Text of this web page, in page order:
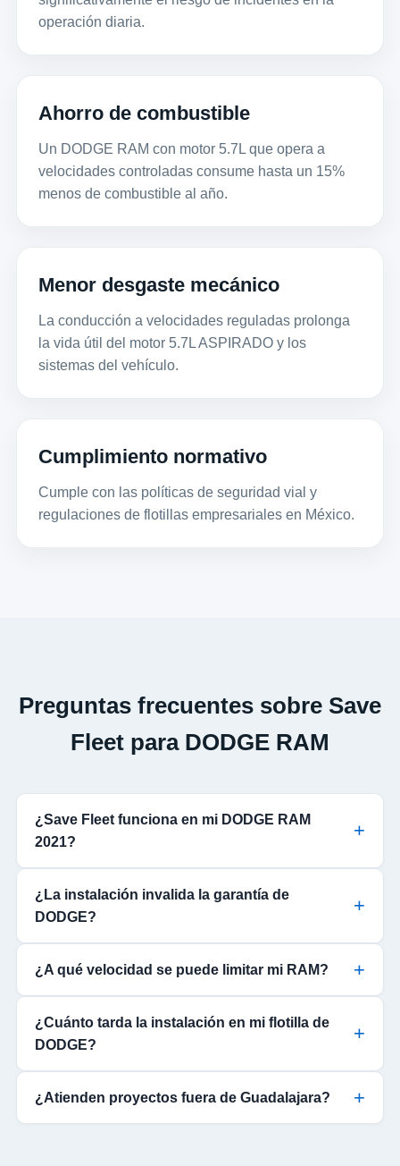
operación diaria.
Ahorro de combustible
Un DODGE RAM con motor 5.7L que opera a
velocidades controladas consume hasta un 15%
menos de combustible al año.
Menor desgaste mecánico
La conducción a velocidades reguladas prolonga
la vida útil del motor 5.7L ASPIRADO y los
sistemas del vehículo.
Cumplimiento normativo
Cumple con las políticas de seguridad vial y
regulaciones de flotillas empresariales en México.
Preguntas frecuentes sobre Save
Fleet para DODGE RAM
¿Save Fleet funciona en mi DODGE RAM
2021?
¿La instalación invalida la garantía de
DODGE?
¿A qué velocidad se puede limitar mi RAM?
¿Cuánto tarda la instalación en mi flotilla de
DODGE?
¿Atienden proyectos fuera de Guadalajara?